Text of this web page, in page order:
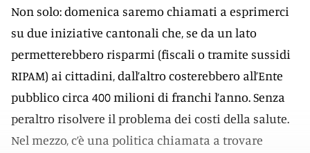
Non solo: domenica saremo chiamati a esprimerci
su due iniziative cantonali che, se da un lato
permetterebbero risparmi (fiscali o tramite sussidi
RIPAM) ai cittadini, dall’altro costerebbero all’Ente
pubblico circa 400 milioni di franchi l’anno. Senza
peraltro risolvere il problema dei costi della salute.
Nel mezzo, c’è una politica chiamata a trovare